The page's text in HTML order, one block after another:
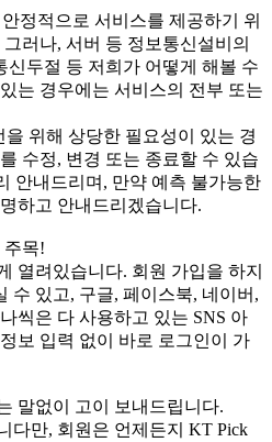
정적으로 서비스를 제공하기 위
러나, 서버 등 정보통신설비의
신두절 등 저희가 어떻게 해볼 수
는 경우에는 서비스의 전부 또는
위해 상당한 필요성이 있는 경
수정, 변경 또는 종료할 수 있습
안내드리며, 만약 예측 불가능한
하고 안내드리겠습니다.
주목!
열려있습니다. 회원 가입을 하지
수 있고, 구글, 페이스북, 네이버,
씩은 다 사용하고 있는 SNS 아
보 입력 없이 바로 로그인이 가
말없이 고이 보내드립니다.
다만, 회원은 언제든지 KT Pick